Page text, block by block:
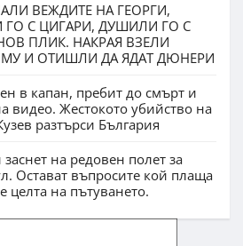
ВЕЖДИТЕ НА ГЕОРГИ,
ГО С ЦИГАРИ, ДУШИЛИ ГО С
ПЛИК. НАКРАЯ ВЗЕЛИ
МУ И ОТИШЛИ ДА ЯДАТ ДЮНЕРИ
в капан, пребит до смърт и
видео. Жестокото убийство на
разтърси България
заснет на редовен полет за
Остават въпросите кой плаща
целта на пътуването.